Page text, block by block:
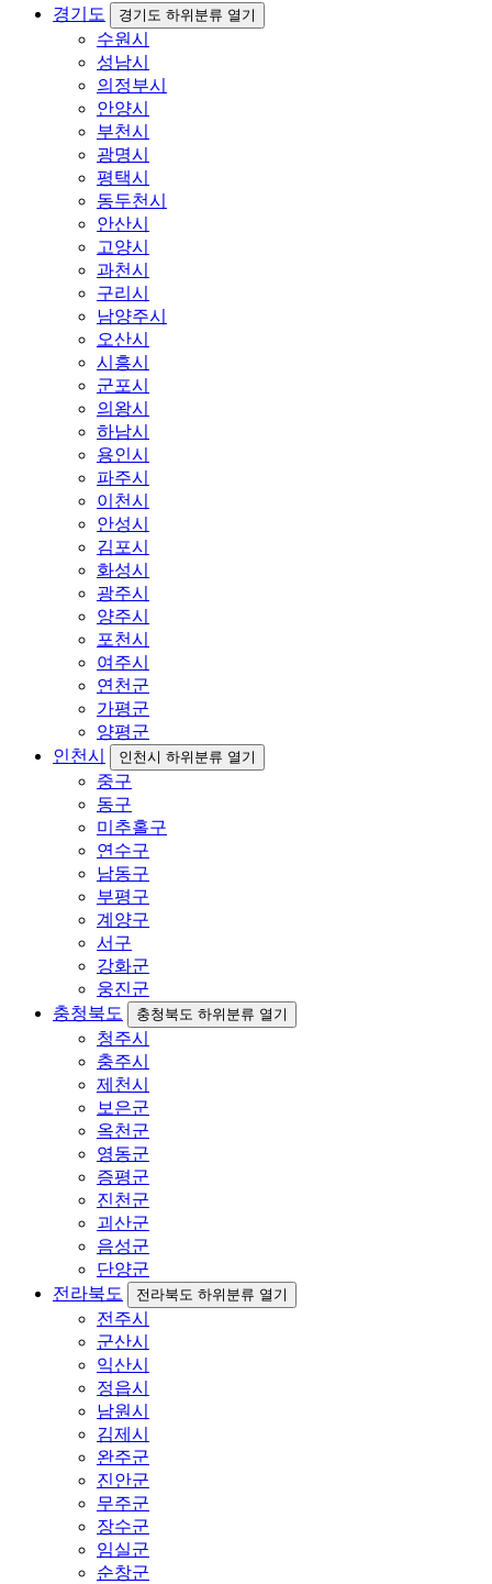
경기도
경기도 하위분류 열기
수원시
성남시
의정부시
안양시
부천시
광명시
평택시
동두천시
안산시
고양시
과천시
구리시
남양주시
오산시
시흥시
군포시
의왕시
하남시
용인시
파주시
이천시
안성시
김포시
화성시
광주시
양주시
포천시
여주시
연천군
가평군
양평군
인천시
인천시 하위분류 열기
중구
동구
미추홀구
연수구
남동구
부평구
계양구
서구
강화군
웅진군
충청북도
충청북도 하위분류 열기
청주시
충주시
제천시
보은군
옥천군
영동군
증평군
진천군
괴산군
음성군
단양군
전라북도
전라북도 하위분류 열기
전주시
군산시
익산시
정읍시
남원시
김제시
완주군
진안군
무주군
장수군
임실군
순창군